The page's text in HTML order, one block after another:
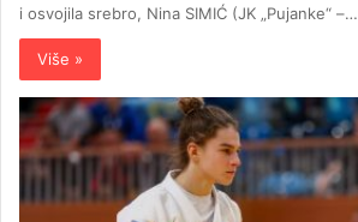
i osvojila srebro, Nina SIMIĆ (JK „Pujanke“ –…
Više »